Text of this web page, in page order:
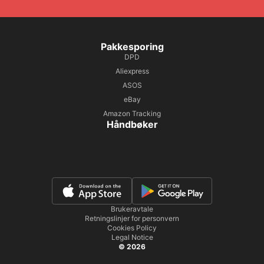
Pakkesporing
DPD
Aliexpress
ASOS
eBay
Amazon Tracking
Håndbøker
Brukeravtale
Retningslinjer for personvern
Cookies Policy
Legal Notice
© 2026